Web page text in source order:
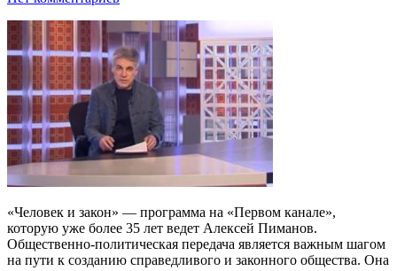
«Человек и закон» — программа на «Первом канале»,
которую уже более 35 лет ведет Алексей Пиманов.
Общественно-политическая передача является важным шагом
на пути к созданию справедливого и законного общества. Она